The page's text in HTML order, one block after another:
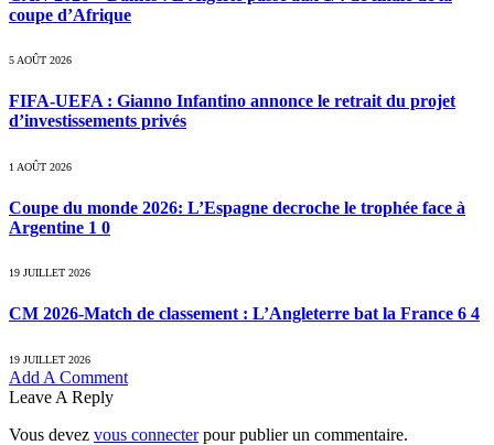
coupe d’Afrique
5 AOÛT 2026
FIFA-UEFA : Gianno Infantino annonce le retrait du projet
d’investissements privés
1 AOÛT 2026
Coupe du monde 2026: L’Espagne decroche le trophée face à
Argentine 1 0
19 JUILLET 2026
CM 2026-Match de classement : L’Angleterre bat la France 6 4
19 JUILLET 2026
Add A Comment
Leave A Reply
Vous devez vous connecterpour publier un commentaire.